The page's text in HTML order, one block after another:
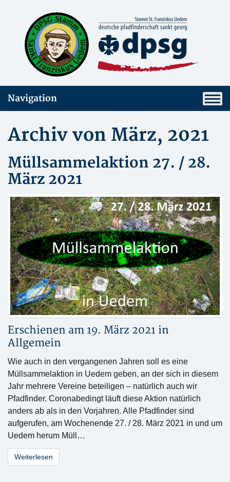
Navigation
Archiv von März, 2021
Müllsammelaktion 27. / 28.
März 2021
Erschienen am 19. März 2021 in
Allgemein
Wie auch in den vergangenen Jahren soll es eine
Müllsammelaktion in Uedem geben, an der sich in diesem
Jahr mehrere Vereine beteiligen – natürlich auch wir
Pfadfinder. Coronabedingt läuft diese Aktion natürlich
anders ab als in den Vorjahren. Alle Pfadfinder sind
aufgerufen, am Wochenende 27. / 28. März 2021 in und um
Uedem herum Müll…
Weiterlesen